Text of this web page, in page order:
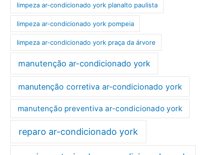
limpeza ar-condicionado york planalto paulista
limpeza ar-condicionado york pompeia
limpeza ar-condicionado york praça da árvore
manutenção ar-condicionado york
manutenção corretiva ar-condicionado york
manutenção preventiva ar-condicionado york
reparo ar-condicionado york